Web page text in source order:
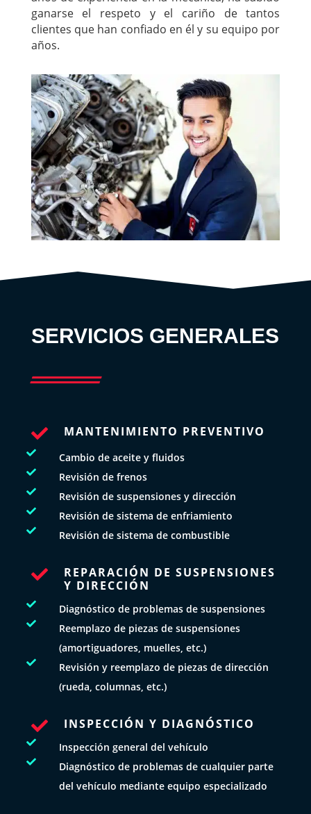
ganarse el respeto y el cariño de tantos
clientes que han confiado en él y su equipo por
años.
SERVICIOS GENERALES
 MANTENIMIENTO PREVENTIVO
 Cambio de aceite y fluidos
 Revisión de frenos
 Revisión de suspensiones y dirección
 Revisión de sistema de enfriamiento
 Revisión de sistema de combustible

REPARACIÓN DE SUSPENSIONES
Y DIRECCIÓN
 Diagnóstico de problemas de suspensiones

Reemplazo de piezas de suspensiones
(amortiguadores, muelles, etc.)

Revisión y reemplazo de piezas de dirección
(rueda, columnas, etc.)
 INSPECCIÓN Y DIAGNÓSTICO
 Inspección general del vehículo

Diagnóstico de problemas de cualquier parte
del vehículo mediante equipo especializado